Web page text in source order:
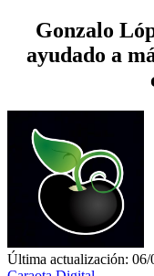
Gonzalo
ayudado a
Última actualización: 06/